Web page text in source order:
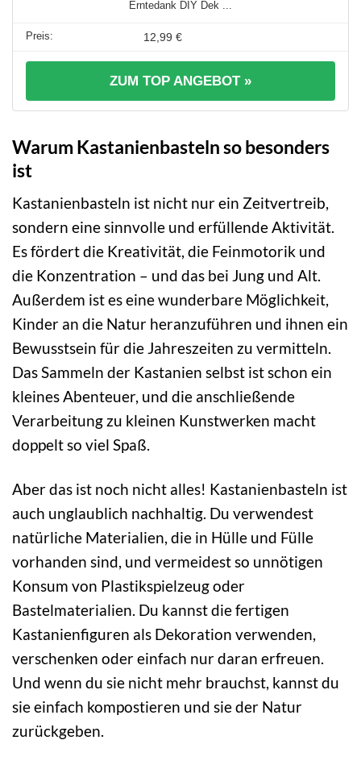
Erntedank DIY Dek ...
12,99 €
ZUM TOP ANGEBOT »
Warum Kastanienbasteln so besonders
ist
Kastanienbasteln ist nicht nur ein Zeitvertreib,
sondern eine sinnvolle und erfüllende Aktivität.
Es fördert die Kreativität, die Feinmotorik und
die Konzentration – und das bei Jung und Alt.
Außerdem ist es eine wunderbare Möglichkeit,
Kinder an die Natur heranzuführen und ihnen ein
Bewusstsein für die Jahreszeiten zu vermitteln.
Das Sammeln der Kastanien selbst ist schon ein
kleines Abenteuer, und die anschließende
Verarbeitung zu kleinen Kunstwerken macht
doppelt so viel Spaß.
Aber das ist noch nicht alles! Kastanienbasteln ist
auch unglaublich nachhaltig. Du verwendest
natürliche Materialien, die in Hülle und Fülle
vorhanden sind, und vermeidest so unnötigen
Konsum von Plastikspielzeug oder
Bastelmaterialien. Du kannst die fertigen
Kastanienfiguren als Dekoration verwenden,
verschenken oder einfach nur daran erfreuen.
Und wenn du sie nicht mehr brauchst, kannst du
sie einfach kompostieren und sie der Natur
zurückgeben.